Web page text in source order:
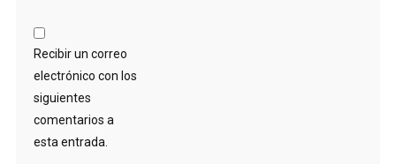
Recibir un correo
electrónico con los
siguientes
comentarios a
esta entrada.